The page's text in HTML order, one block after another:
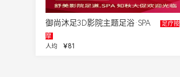
御尚沐足3D影院主题足浴·SPA
足疗按
摩
人均
￥81